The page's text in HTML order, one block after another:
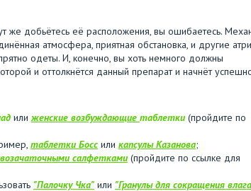
же добьётесь её расположения, вы ошибаетесь.
атмосфера, приятная обстановка, и другие
одеты. И, конечно, вы хоть немного должны
и оттолкнётся данный препарат и начнёт
илиженские возбуждающие таблетки (пройдите по
таблетки Босс или капсулы Казанова;
салфетками (пройдите по ссылке для
"Палочку Чка" или "Гранулы для сокращения